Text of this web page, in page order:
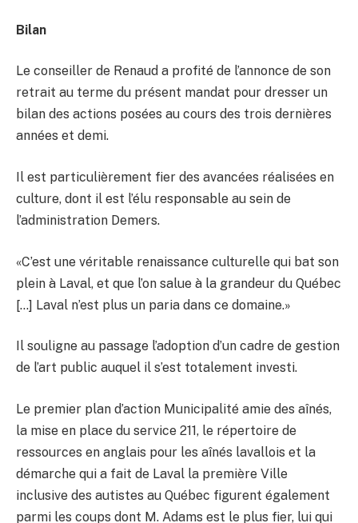
Bilan
Le conseiller de Renaud a profité de l’annonce de son
retrait au terme du présent mandat pour dresser un
bilan des actions posées au cours des trois dernières
années et demi.
Il est particulièrement fier des avancées réalisées en
culture, dont il est l’élu responsable au sein de
l’administration Demers.
«C’est une véritable renaissance culturelle qui bat son
plein à Laval, et que l’on salue à la grandeur du Québec
[…] Laval n’est plus un paria dans ce domaine.»
Il souligne au passage l’adoption d’un cadre de gestion
de l’art public auquel il s’est totalement investi.
Le premier plan d’action Municipalité amie des aînés,
la mise en place du service 211, le répertoire de
ressources en anglais pour les aînés lavallois et la
démarche qui a fait de Laval la première Ville
inclusive des autistes au Québec figurent également
parmi les coups dont M. Adams est le plus fier, lui qui